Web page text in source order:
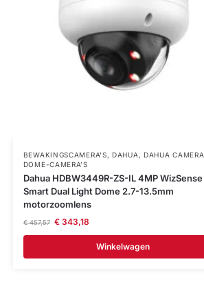
BEWAKINGSCAMERA'S, DAHUA , DAHUA CAMERA
DOME-CAMERA’S
Dahua HDBW3449R-ZS-IL 4MP WizSense
Smart Dual Light Dome 2.7-13.5mm
motorzoomlens
€457,57 €343,18
Winkelwagen